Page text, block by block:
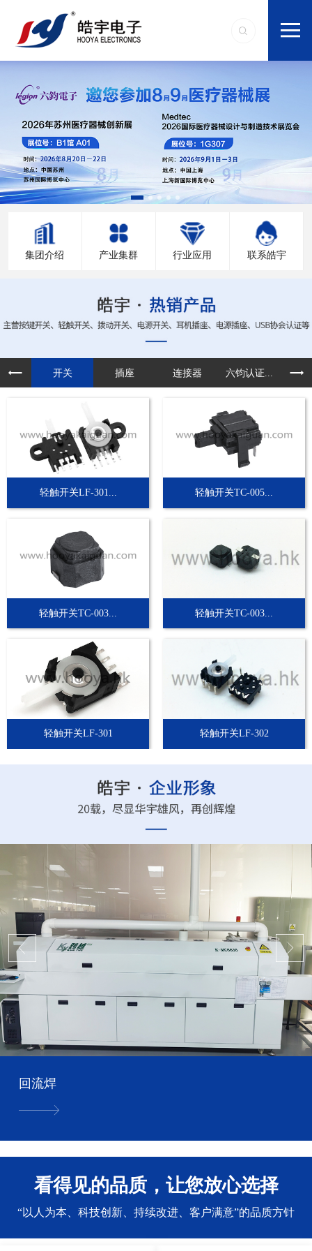
集团介绍 产业集群 行业应用 联系皓宇
开关 插座 连接器 六钧认证... 定
轻触开关LF-301... 轻触开关TC-005...
轻触开关TC-003... 轻触开关TC-003...
轻触开关LF-301 轻触开关LF-302
回流焊
看得见的品质，让您放心选择
“以人为本、科技创新、持续改进、客户满意”的品质方针